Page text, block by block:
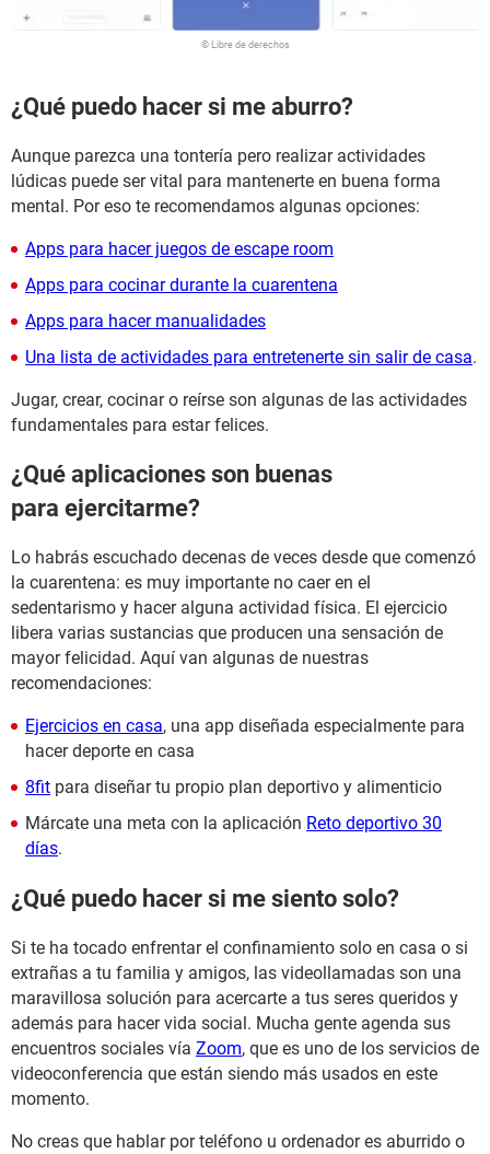
© Libre de derechos
¿Qué puedo hacer si me aburro?
Aunque parezca una tontería pero realizar actividades
lúdicas puede ser vital para mantenerte en buena forma
mental. Por eso te recomendamos algunas opciones:
Apps para hacer juegos de escape room
Apps para cocinar durante la cuarentena
Apps para hacer manualidades
Una lista de actividades para entretenerte sin salir de casa.
Jugar, crear, cocinar o reírse son algunas de las actividades
fundamentales para estar felices.
¿Qué aplicaciones son buenas
para ejercitarme?
Lo habrás escuchado decenas de veces desde que comenzó
la cuarentena: es muy importante no caer en el
sedentarismo y hacer alguna actividad física. El ejercicio
libera varias sustancias que producen una sensación de
mayor felicidad. Aquí van algunas de nuestras
recomendaciones:
Ejercicios en casa, una app diseñada especialmente para
hacer deporte en casa
8fit para diseñar tu propio plan deportivo y alimenticio
Márcate una meta con la aplicación Reto deportivo 30
días.
¿Qué puedo hacer si me siento solo?
Si te ha tocado enfrentar el confinamiento solo en casa o si
extrañas a tu familia y amigos, las videollamadas son una
maravillosa solución para acercarte a tus seres queridos y
además para hacer vida social. Mucha gente agenda sus
encuentros sociales vía Zoom, que es uno de los servicios de
videoconferencia que están siendo más usados en este
momento.
No creas que hablar por teléfono u ordenador es aburrido o